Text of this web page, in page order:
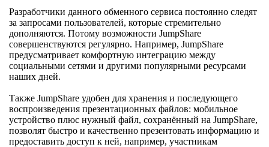
Разработчики данного обменного сервиса постоянно следят
за запросами пользователей, которые стремительно
дополняются. Потому возможности JumpShare
совершенствуются регулярно. Например, JumpShare
предусматривает комфортную интеграцию между
социальными сетями и другими популярными ресурсами
наших дней.
Также JumpShare удобен для хранения и последующего
воспроизведения презентационных файлов: мобильное
устройство плюс нужный файл, сохранённый на JumpShare,
позволят быстро и качественно презентовать информацию и
предоставить доступ к ней, например, участникам